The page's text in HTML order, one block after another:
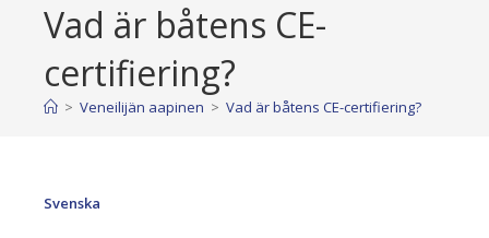
Vad är båtens CE-
certifiering?
> Veneilijän aapinen > Vad är båtens CE-certifiering?
Svenska